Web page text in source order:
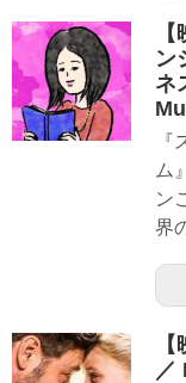
ン
ネ
ム
ン
界
／